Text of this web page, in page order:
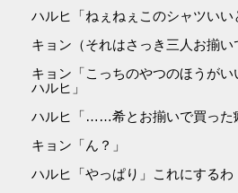
ハルヒ「ねぇねぇこのシャツいい
キョン（それはさっき三人お揃
キョン「こっちのやつのほうがい
ハルヒ」
ハルヒ「……希とお揃いで買った
キョン「ん？」
ハルヒ「やっぱり」これにするわ